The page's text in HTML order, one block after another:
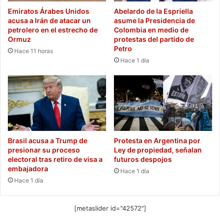
Emiratos Árabes Unidos
acusa a Irán de atacar un
petrolero en el estrecho de
Ormuz
Hace 11 horas
Abelardo de la Espriella
asume la Presidencia de
Colombia en medio de
protestas del partido de
Petro
Hace 1 día
Brasil acusa a Trump de
presionar su proceso
electoral tras retiro de visa a
embajadora
Hace 1 día
Protesta en Argentina por
Ley de propiedad, señalan
futuros despojos
Hace 1 día
[metaslider id="42572"]